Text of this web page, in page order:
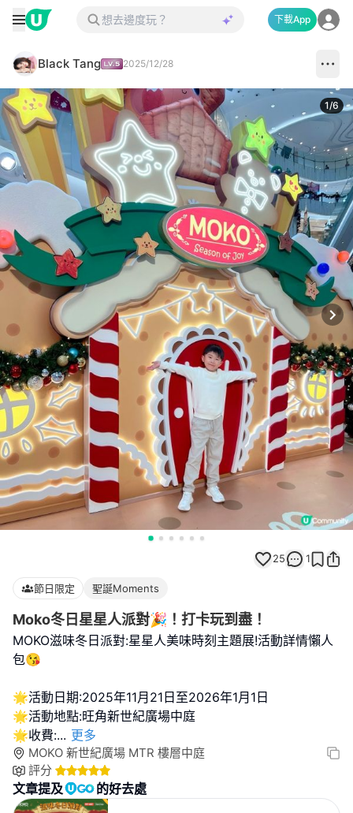
下載App
Black Tang 2025/12/28
1/6
25 1
節日限定 聖誕Moments
Moko冬日星星人派對🎉！打卡玩到盡！
MOKO滋味冬日派對:星星人美味時刻主題展!活動詳情懶人
包😘
🌟活動日期:2025年11月21日至2026年1月1日
🌟活動地點:旺角新世紀廣場中庭
🌟收費:... 更多
MOKO 新世紀廣場 MTR 樓層中庭
評分
文章提及 的好去處